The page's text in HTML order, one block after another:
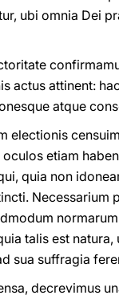
ubi omnia Dei
actus attinent:
atque
electionis
etiam
quia non
Necessarium
talis est
sua suffragia
decrevimus